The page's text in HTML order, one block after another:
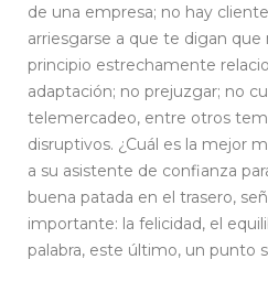
de una empresa; no hay
arriesgarse a que te digan
principio estrechamente
adaptación; no prejuzgar; no
telemercadeo, entre otros
disruptivos. ¿Cuál es la mejor
a su asistente de confianza
buena patada en el trasero,
importante: la felicidad, el
palabra, este último, un punto